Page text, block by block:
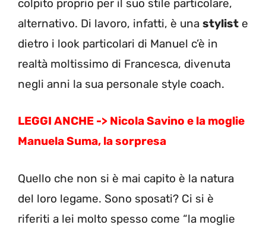
colpito proprio per il suo stile particolare,
alternativo. Di lavoro, infatti, è una stylist e
dietro i look particolari di Manuel c’è in
realtà moltissimo di Francesca, divenuta
negli anni la sua personale style coach.
LEGGI ANCHE -> Nicola Savino e la moglie
Manuela Suma, la sorpresa
Quello che non si è mai capito è la natura
del loro legame. Sono sposati? Ci si è
riferiti a lei molto spesso come “la moglie